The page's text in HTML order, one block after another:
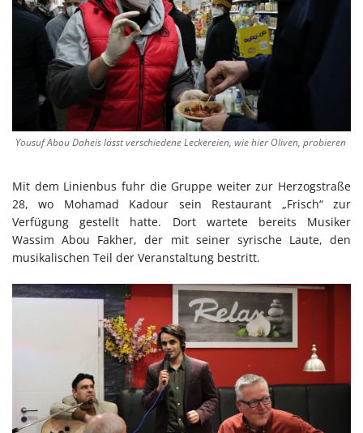
Yousuf Abou Daheis lässt verschiedene Leckereien, wie hier Oliven, probieren
Mit dem Linienbus fuhr die Gruppe weiter zur Herzogstraße
28, wo Mohamad Kadour sein Restaurant „Frisch“ zur
Verfügung gestellt hatte. Dort wartete bereits Musiker
Wassim Abou Fakher, der mit seiner syrische Laute, den
musikalischen Teil der Veranstaltung bestritt.